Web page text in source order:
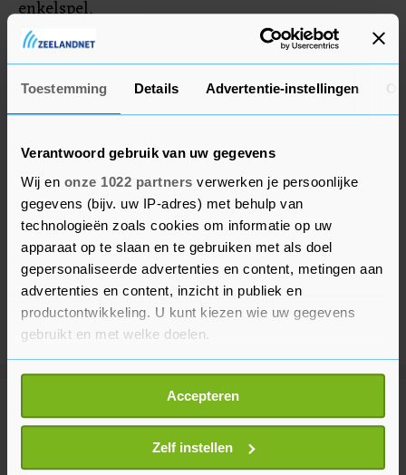
Toestemming Details Advertentie-instellingen
Verantwoord gebruik van uw gegevens
Wij en onze 1022 partners verwerken je persoonlijke
gegevens (bijv. uw IP-adres) met behulp van
technologieën zoals cookies om informatie op uw
apparaat op te slaan en te gebruiken met als doel
gepersonaliseerde advertenties en content, metingen aan
advertenties en content, inzicht in publiek en
productontwikkeling. U kunt kiezen wie uw gegevens
gebruikt en met welke doelen.
Als u het toestaat, willen we ook graag:
Informatie verzamelen over uw geografische
locatie, die tot een paar meter nauwkeurig kan zijn
Uw apparaat identificeren door het actief te
scannen op specifieke eigenschappen (fingerprinting)
Accepteren
Zelf instellen
enkelspel.
Meer uit Sport